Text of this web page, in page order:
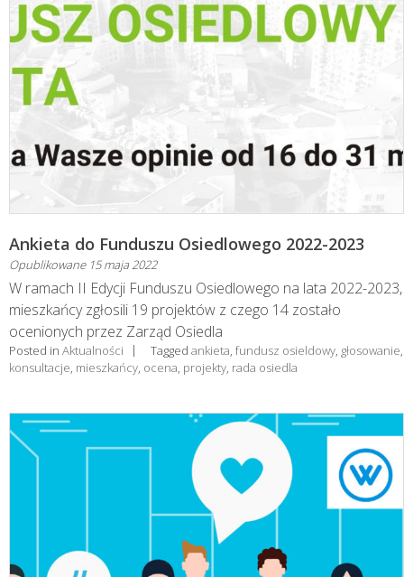
Ankieta do Funduszu Osiedlowego 2022-2023
Opublikowane 15 maja 2022
W ramach II Edycji Funduszu Osiedlowego na lata 2022-2023,
mieszkańcy zgłosili 19 projektów z czego 14 zostało
ocenionych przez Zarząd Osiedla
Posted in Aktualności Tagged ankieta fundusz osieldowy głosowanie
konsultacje mieszkańcy ocena projekty rada osiedla